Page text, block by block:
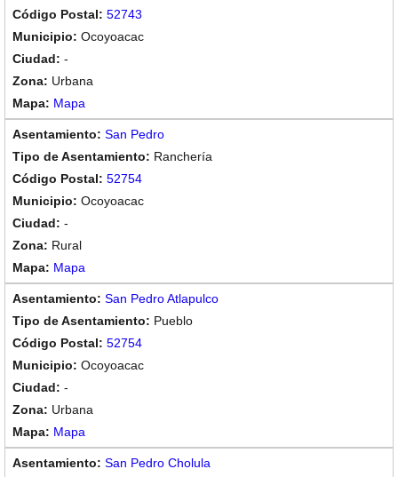
52743
Ocoyoacac
-
Urbana
Mapa
San Pedro
Ranchería
52754
Ocoyoacac
-
Rural
Mapa
San Pedro Atlapulco
Pueblo
52754
Ocoyoacac
-
Urbana
Mapa
San Pedro Cholula